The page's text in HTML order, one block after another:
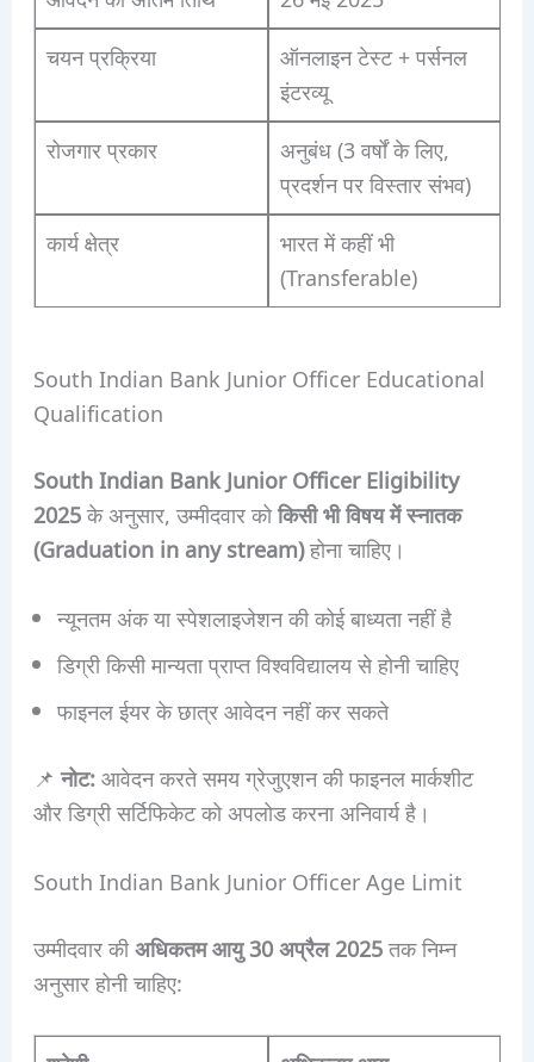
चयन प्रक्रिया
ऑनलाइन टेस्ट + पर्सनल
इंटरव्यू
रोजगार प्रकार
अनुबंध (3 वर्षों के लिए,
प्रदर्शन पर विस्तार संभव)
कार्य क्षेत्र
भारत में कहीं भी
(Transferable)
South Indian Bank Junior Officer Educational
Qualification
South Indian Bank Junior Officer Eligibility
2025के अनुसार, उम्मीदवार कोकिसी भी विषय में स्नातक
(Graduation in any stream)होना चाहिए।
न्यूनतम अंक या स्पेशलाइजेशन की कोई बाध्यता नहीं है
डिग्री किसी मान्यता प्राप्त विश्वविद्यालय से होनी चाहिए
फाइनल ईयर के छात्र आवेदन नहीं कर सकते
📌नोट:आवेदन करते समय ग्रेजुएशन की फाइनल मार्कशीट
और डिग्री सर्टिफिकेट को अपलोड करना अनिवार्य है।
South Indian Bank Junior Officer Age Limit
उम्मीदवार कीअधिकतम आयु 30 अप्रैल 2025तक निम्न
अनुसार होनी चाहिए: